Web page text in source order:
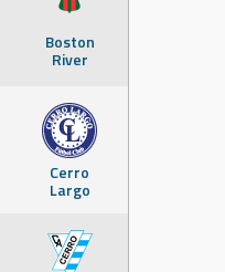
Boston
River
Cerro
Largo